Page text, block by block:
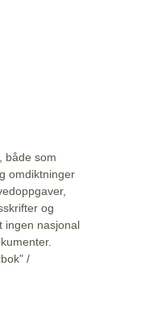
både som
omdiktninger
og
ingen nasjonal
/